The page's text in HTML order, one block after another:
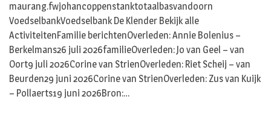
maurang.fwjohancoppenstanktotaalbasvandoorn
VoedselbankVoedselbank De Klender Bekijk alle
ActiviteitenFamilie berichtenOverleden: Annie Bolenius –
Berkelmans26 juli 2026familieOverleden: Jo van Geel – van
Oort9 juli 2026Corine van StrienOverleden: Riet Scheij – van
Beurden29 juni 2026Corine van StrienOverleden: Zus van Kuijk
– Pollaerts19 juni 2026Bron:…